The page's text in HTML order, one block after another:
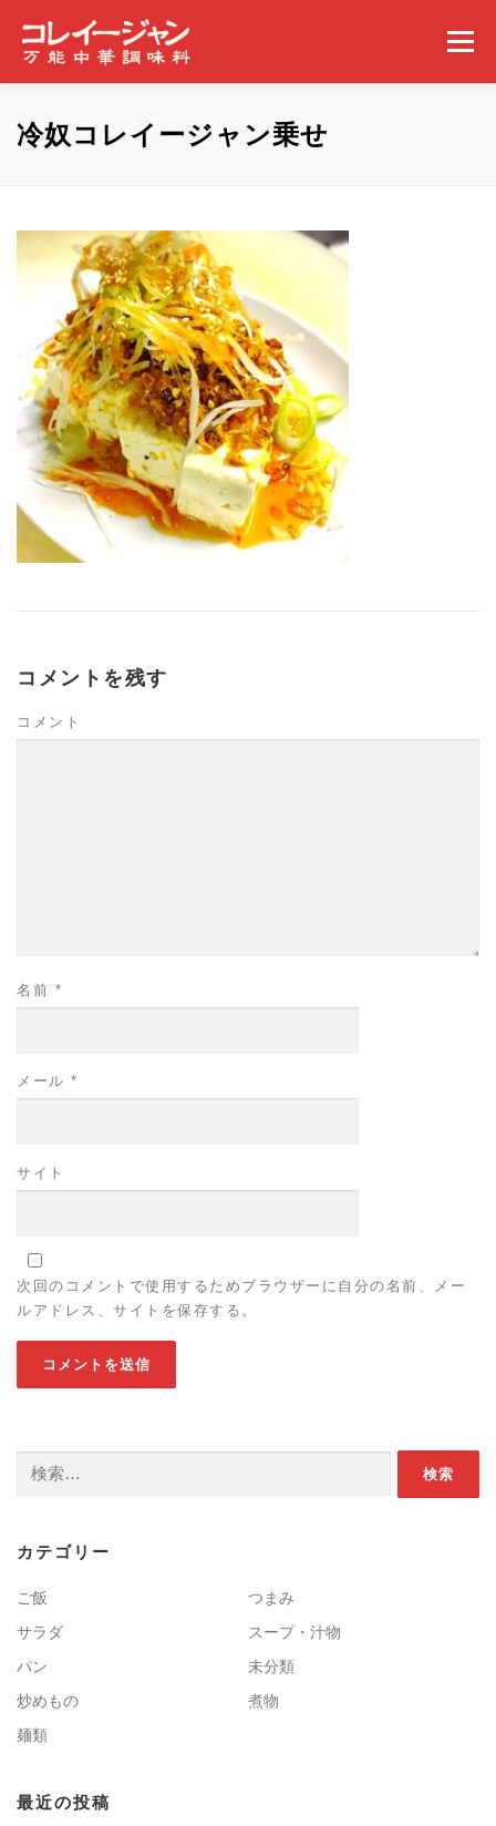
メニュー
ホーム コレイージャンとは 取扱店舗
問い合わせ
冷奴コレイージャン乗せ
コメントを残す
コメント
名前 *
メール *
サイト
次回のコメントで使用するためブラウザーに自分の名前、メー
ルアドレス、サイトを保存する。
検索:
カテゴリー
ご飯
つまみ
サラダ
スープ・汁物
パン
未分類
炒めもの
煮物
麺類
最近の投稿